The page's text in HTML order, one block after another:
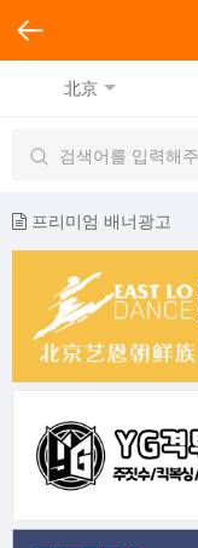
北京
프리미엄 배너광고